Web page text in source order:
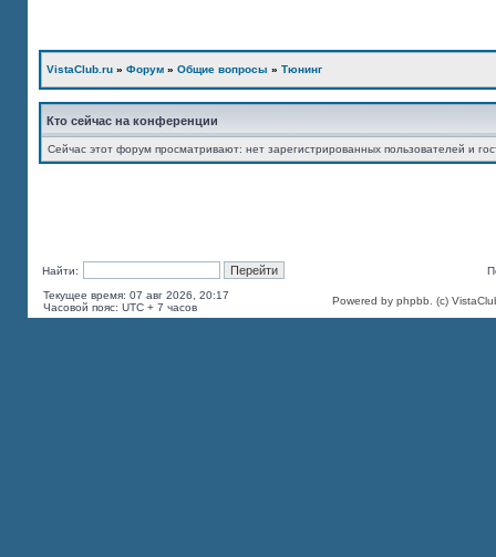
VistaClub.ru » Форум » Общие вопросы » Тюнинг
Кто сейчас на конференции
Сейчас этот форум просматривают: нет зарегистрированных пользователей и
Найти:
Текущее время: 07 авг 2026, 20:17
Часовой пояс: UTC + 7 часов
Powered by phpbb. (c)